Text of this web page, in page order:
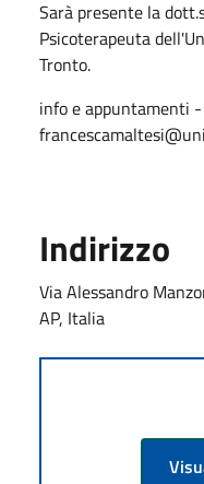
Sarà presente la
Psicoterapeuta
Tronto.
info e appuntamenti
Indirizzo
Via Alessandro
AP, Italia